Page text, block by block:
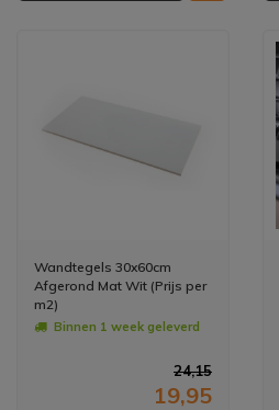
Wandtegels 30x60cm
Afgerond Mat Wit (Prijs per
m2)
Binnen 1 week geleverd
24,15
19,95